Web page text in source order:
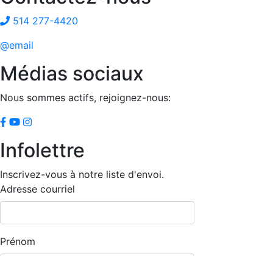
514 277-4420
@email
Médias sociaux
Nous sommes actifs, rejoignez-nous:
Infolettre
Inscrivez-vous à notre liste d'envoi.
Adresse courriel
Prénom